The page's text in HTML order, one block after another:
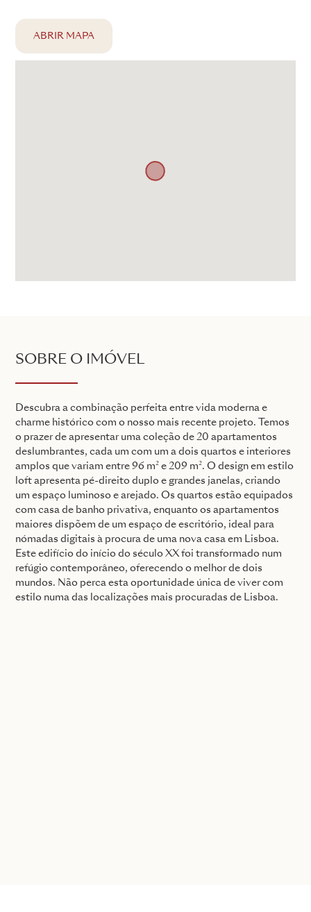
ABRIR MAPA
SOBRE O IMÓVEL
Descubra a combinação perfeita entre vida moderna e
charme histórico com o nosso mais recente projeto. Temos
o prazer de apresentar uma coleção de 20 apartamentos
deslumbrantes, cada um com um a dois quartos e interiores
amplos que variam entre 96 m² e 209 m². O design em estilo
loft apresenta pé-direito duplo e grandes janelas, criando
um espaço luminoso e arejado. Os quartos estão equipados
com casa de banho privativa, enquanto os apartamentos
maiores dispõem de um espaço de escritório, ideal para
nómadas digitais à procura de uma nova casa em Lisboa.
Este edifício do início do século XX foi transformado num
refúgio contemporâneo, oferecendo o melhor de dois
mundos. Não perca esta oportunidade única de viver com
estilo numa das localizações mais procuradas de Lisboa.